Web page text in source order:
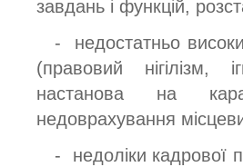
завдань і функцій,
- недостатньо
(правовий нігілізм,
настанова на
недоврахування
- недоліки кадрової